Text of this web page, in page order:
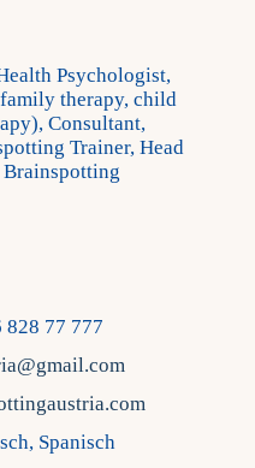
Psychologist,
therapy, child
Consultant,
Trainer, Head
828 77 777
Spanisch